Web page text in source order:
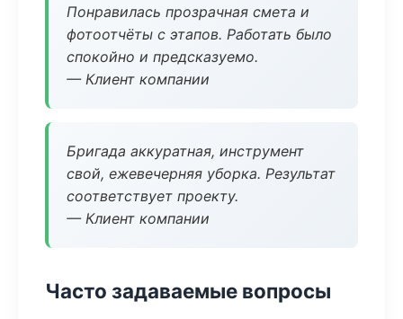
Понравилась прозрачная смета и
фотоотчёты с этапов. Работать было
спокойно и предсказуемо.
— Клиент компании
Бригада аккуратная, инструмент
свой, ежевечерняя уборка. Результат
соответствует проекту.
— Клиент компании
Часто задаваемые вопросы